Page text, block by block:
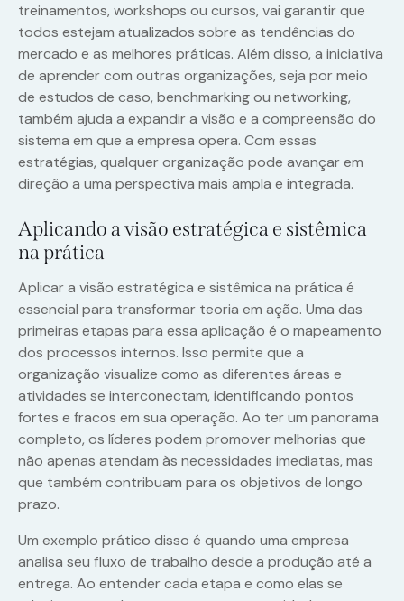
treinamentos, workshops ou cursos, vai garantir que
todos estejam atualizados sobre as tendências do
mercado e as melhores práticas. Além disso, a iniciativa
de aprender com outras organizações, seja por meio
de estudos de caso, benchmarking ou networking,
também ajuda a expandir a visão e a compreensão do
sistema em que a empresa opera. Com essas
estratégias, qualquer organização pode avançar em
direção a uma perspectiva mais ampla e integrada.
Aplicando a visão estratégica e sistêmica
na prática
Aplicar a visão estratégica e sistêmica na prática é
essencial para transformar teoria em ação. Uma das
primeiras etapas para essa aplicação é o mapeamento
dos processos internos. Isso permite que a
organização visualize como as diferentes áreas e
atividades se interconectam, identificando pontos
fortes e fracos em sua operação. Ao ter um panorama
completo, os líderes podem promover melhorias que
não apenas atendam às necessidades imediatas, mas
que também contribuam para os objetivos de longo
prazo.
Um exemplo prático disso é quando uma empresa
analisa seu fluxo de trabalho desde a produção até a
entrega. Ao entender cada etapa e como elas se